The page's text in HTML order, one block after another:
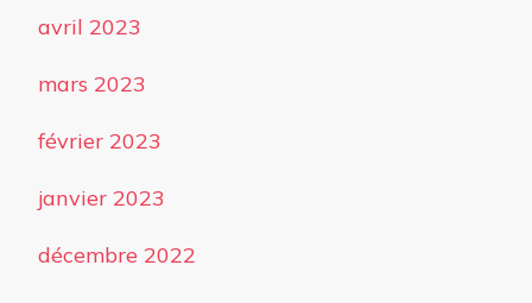
avril 2023
mars 2023
février 2023
janvier 2023
décembre 2022